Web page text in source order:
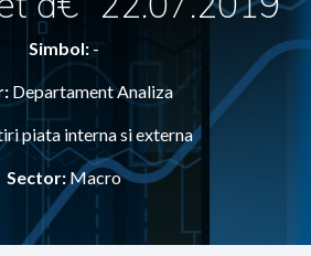
Simbol: -
Departament Analiza
piata interna si externa
Sector: Macro